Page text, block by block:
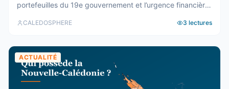
portefeuilles du 19e gouvernement et l’urgence financière,
Mont-Dore, le Betico en panne et le Forum du Pacifique
CALEDOSPHERE 3 lectures
ACTUALITÉ